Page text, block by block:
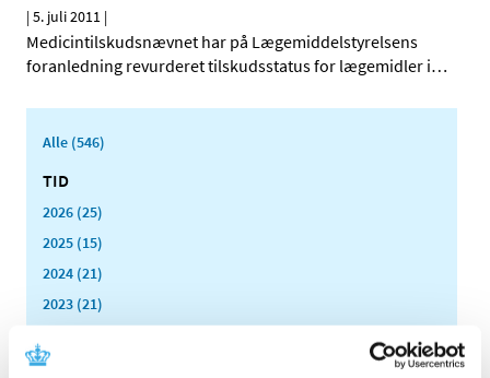
|5. juli 2011 |
Medicintilskudsnævnet har på Lægemiddelstyrelsens
foranledning revurderet tilskudsstatus for lægemidler i…
Alle (546)
TID
2026 (25)
2025 (15)
2024 (21)
2023 (21)
2021 (38)